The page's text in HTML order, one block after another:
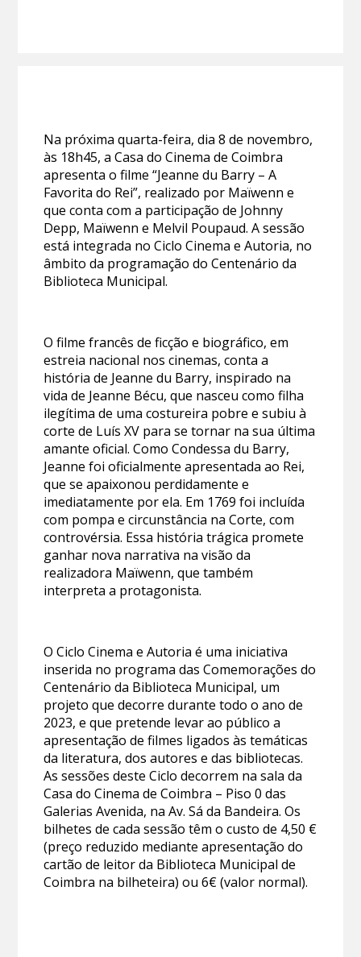
Na próxima quarta-feira, dia 8 de novembro,
às 18h45, a Casa do Cinema de Coimbra
apresenta o filme “Jeanne du Barry – A
Favorita do Rei”, realizado por Maïwenn e
que conta com a participação de Johnny
Depp, Maïwenn e Melvil Poupaud. A sessão
está integrada no Ciclo Cinema e Autoria, no
âmbito da programação do Centenário da
Biblioteca Municipal.
O filme francês de ficção e biográfico, em
estreia nacional nos cinemas, conta a
história de Jeanne du Barry, inspirado na
vida de Jeanne Bécu, que nasceu como filha
ilegítima de uma costureira pobre e subiu à
corte de Luís XV para se tornar na sua última
amante oficial. Como Condessa du Barry,
Jeanne foi oficialmente apresentada ao Rei,
que se apaixonou perdidamente e
imediatamente por ela. Em 1769 foi incluída
com pompa e circunstância na Corte, com
controvérsia. Essa história trágica promete
ganhar nova narrativa na visão da
realizadora Maïwenn, que também
interpreta a protagonista.
O Ciclo Cinema e Autoria é uma iniciativa
inserida no programa das Comemorações do
Centenário da Biblioteca Municipal, um
projeto que decorre durante todo o ano de
2023, e que pretende levar ao público a
apresentação de filmes ligados às temáticas
da literatura, dos autores e das bibliotecas.
As sessões deste Ciclo decorrem na sala da
Casa do Cinema de Coimbra – Piso 0 das
Galerias Avenida, na Av. Sá da Bandeira. Os
bilhetes de cada sessão têm o custo de 4,50 €
(preço reduzido mediante apresentação do
cartão de leitor da Biblioteca Municipal de
Coimbra na bilheteira) ou 6€ (valor normal).